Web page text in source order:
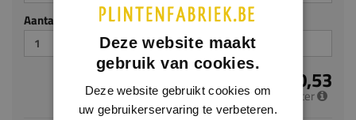
Aantal stuks
€ 10,53
per meter
Deze website maakt
gebruik van cookies.
Deze website gebruikt cookies om
uw gebruikerservaring te verbeteren.